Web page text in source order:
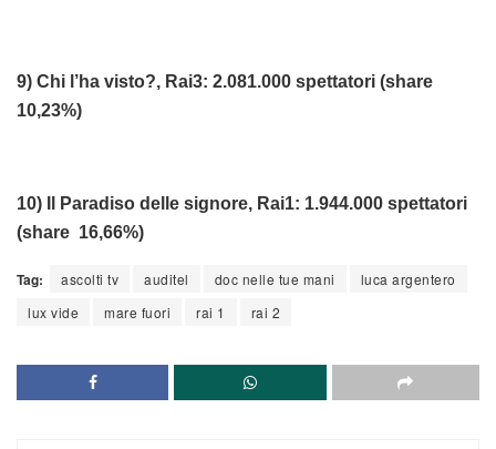
9) Chi l’ha visto?, Rai3: 2.081.000 spettatori (share
10,23%)
10) Il Paradiso delle signore, Rai1: 1.944.000 spettatori
(share 16,66%)
Tag: ascolti tv auditel doc nelle tue mani
luca argentero
lux vide
mare fuori rai 1 rai 2